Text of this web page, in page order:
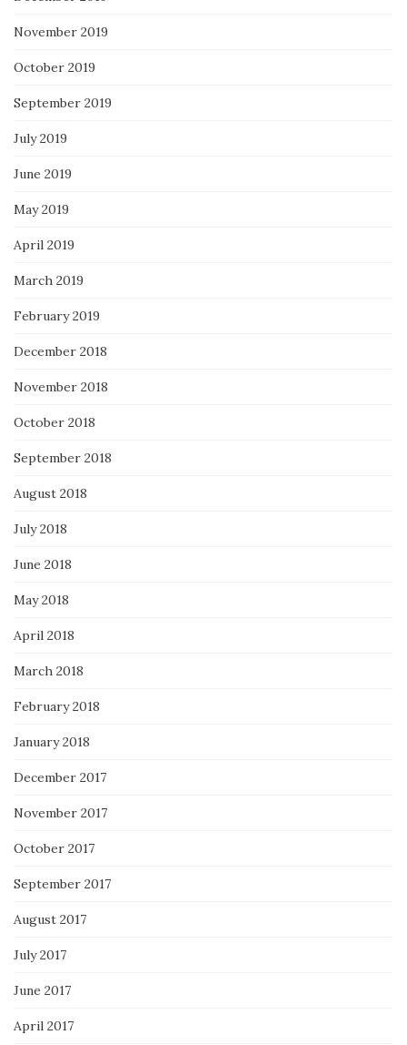
November 2019
October 2019
September 2019
July 2019
June 2019
May 2019
April 2019
March 2019
February 2019
December 2018
November 2018
October 2018
September 2018
August 2018
July 2018
June 2018
May 2018
April 2018
March 2018
February 2018
January 2018
December 2017
November 2017
October 2017
September 2017
August 2017
July 2017
June 2017
April 2017